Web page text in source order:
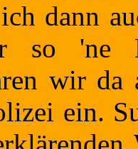
dann
'ne
wir da
ein.